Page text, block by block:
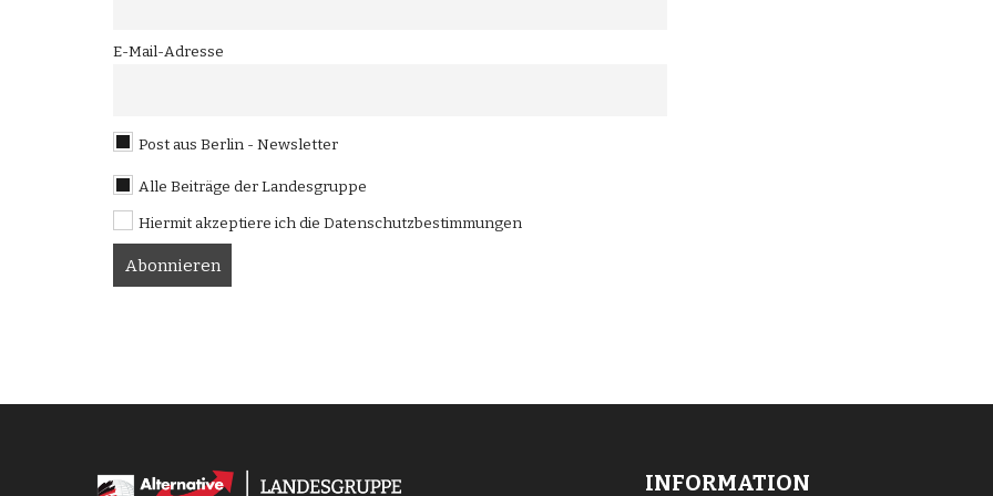
E-Mail-Adresse
Post aus Berlin - Newsletter
Alle Beiträge der Landesgruppe
Hiermit akzeptiere ich die Datenschutzbestimmungen
INFORMATION